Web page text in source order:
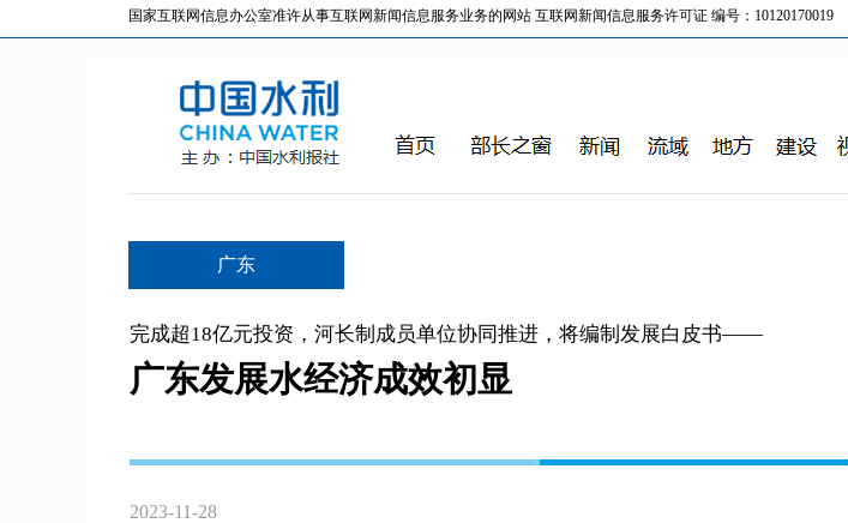
国家互联网信息办公室准许从事互联网新闻信息服务业务的网站 互联网新闻信息服务许可证 编号：10120170019
广东
完成超18亿元投资，河长制成员单位协同推进，将编制发展白皮书——
广东发展水经济成效初显
2023-11-28